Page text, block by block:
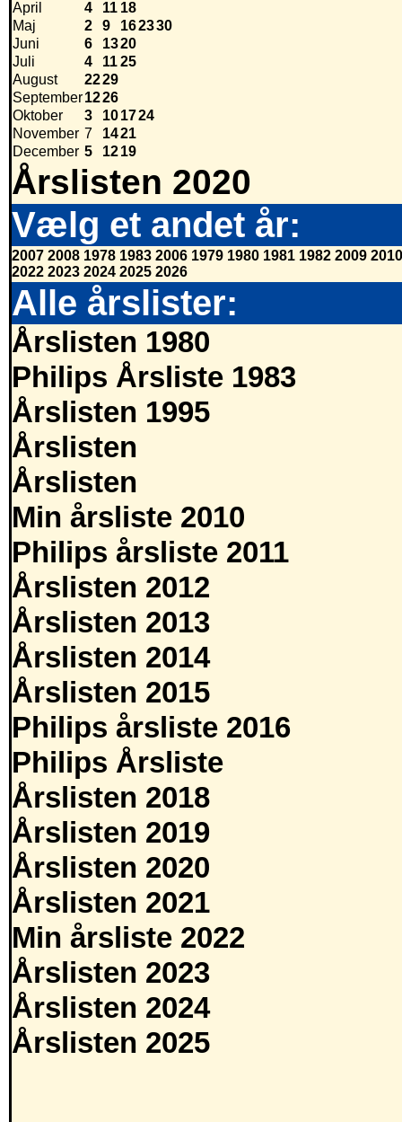
April 4 11 18
Maj
2 9 162330
Juni
6 1320
Juli
4 1125
August
2229
September1226
Oktober
3 101724
November 7 1421
December 5 1219
Årslisten 2020
Vælg et andet år:
2007 2008 1978 1983 2006 1979 1980 1981 1982 2009 2010
2022 2023 2024 2025 2026
Alle årslister:
Årslisten 1980
Philips Årsliste 1983
Årslisten 1995
Årslisten
Årslisten
Min årsliste 2010
Philips årsliste 2011
Årslisten 2012
Årslisten 2013
Årslisten 2014
Årslisten 2015
Philips årsliste 2016
Philips Årsliste
Årslisten 2018
Årslisten 2019
Årslisten 2020
Årslisten 2021
Min årsliste 2022
Årslisten 2023
Årslisten 2024
Årslisten 2025